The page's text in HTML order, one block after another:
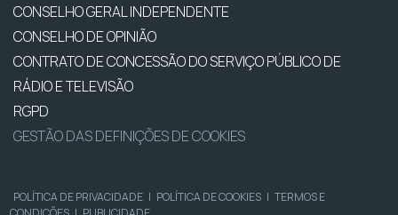
CONSELHO GERAL INDEPENDENTE
CONSELHO DE OPINIÃO
CONTRATO DE CONCESSÃO DO SERVIÇO PÚBLICO DE
RÁDIO E TELEVISÃO
RGPD
GESTÃO DAS DEFINIÇÕES DE COOKIES
POLÍTICA DE PRIVACIDADE | POLÍTICA DE COOKIES | TERMOS E